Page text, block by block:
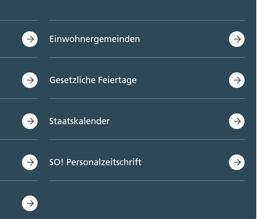
Einwohnergemeinden
Gesetzliche Feiertage
Staatskalender
SO! Personalzeitschrift